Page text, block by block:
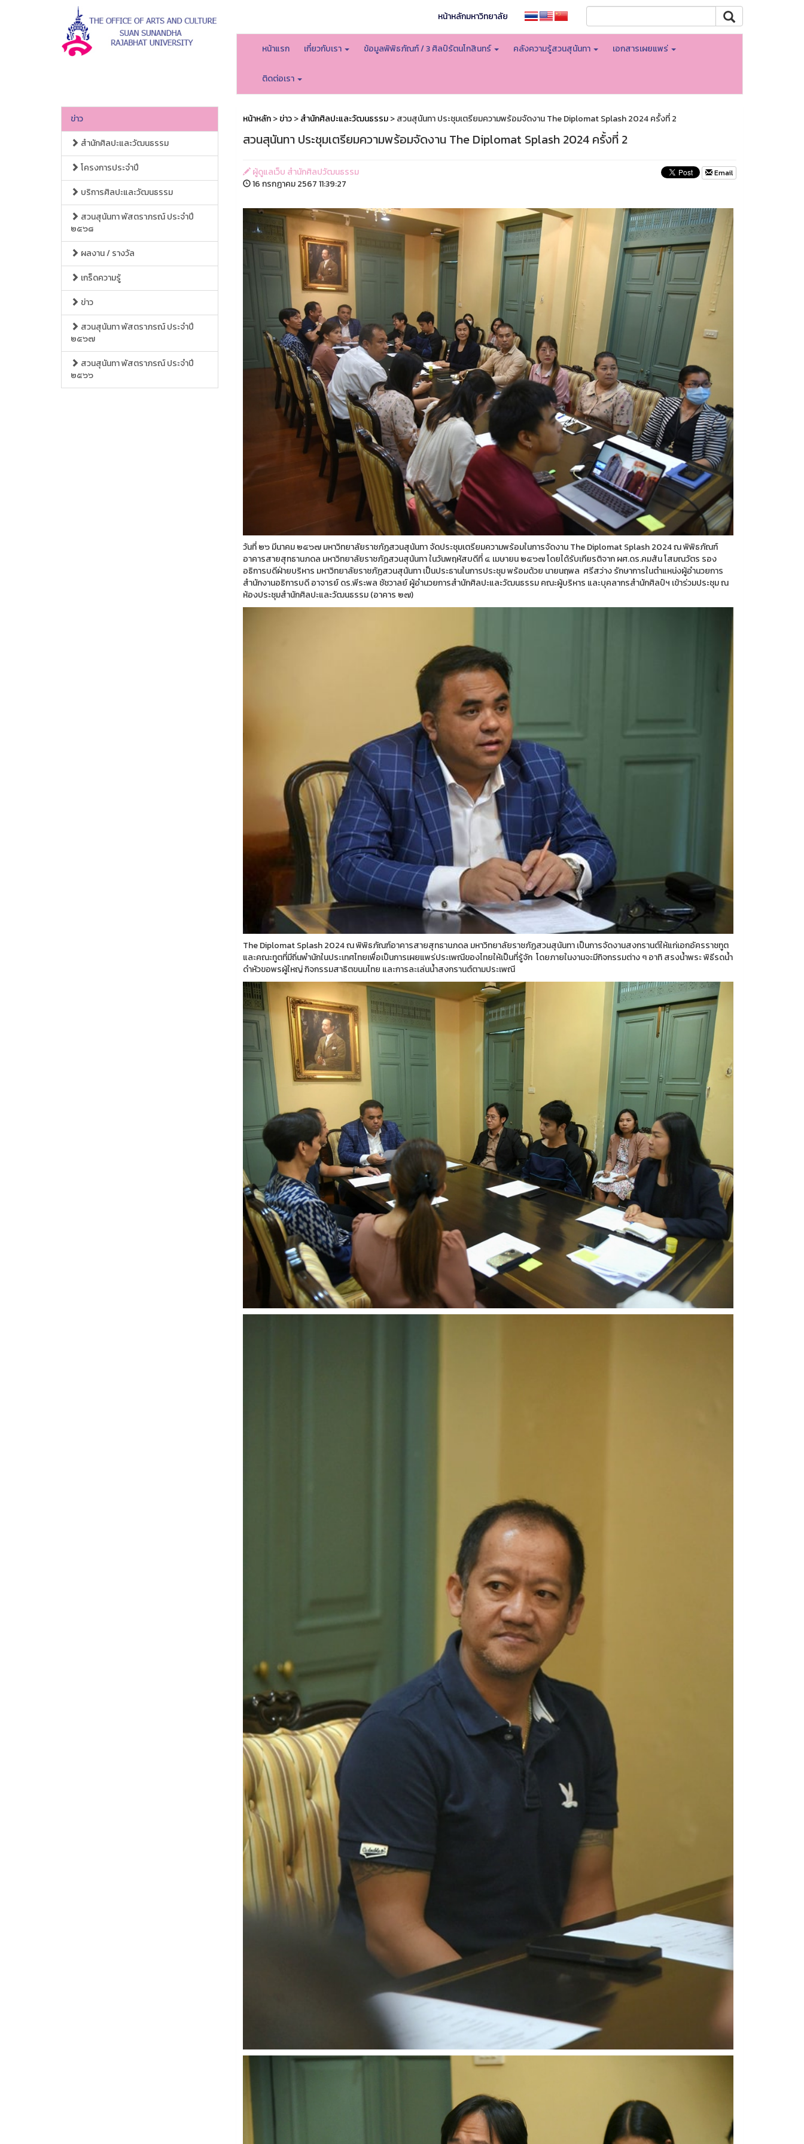
หน้าหลักมหาวิทยาลัย
หน้าแรก เกี่ยวกับเรา ข้อมูลพิพิธภัณฑ์ / 3 ศิลป์รัตนโกสินทร์ คลังความรู้สวนสุนันทา เอกสารเผยแพร่
ติดต่อเรา
ข่าว
สำนักศิลปะและวัฒนธรรม
โครงการประจำปี
บริการศิลปะและวัฒนธรรม
สวนสุนันทา พัสตราภรณ์ ประจำปี
๒๕๖๘
ผลงาน / รางวัล
เกร็ดความรู้
ข่าว
สวนสุนันทา พัสตราภรณ์ ประจำปี
๒๕๖๗
สวนสุนันทา พัสตราภรณ์ ประจำปี
๒๕๖๖
หน้าหลัก>ข่าว>สำนักศิลปะและวัฒนธรรม> สวนสุนันทา ประชุมเตรียมความพร้อมจัดงาน The Diplomat Splash 2024 ครั้งที่ 2
สวนสุนันทา ประชุมเตรียมความพร้อมจัดงาน The Diplomat Splash 2024 ครั้งที่ 2
ผู้ดูแลเว็บ สำนักศิลปวัฒนธรรม
16 กรกฏาคม 2567 11:39:27
Email
วันที่ ๒๖ มีนาคม ๒๕๖๗ มหาวิทยาลัยราชภัฏสวนสุนันทา จัดประชุมเตรียมความพร้อมในการจัดงาน The Diplomat Splash 2024 ณ พิพิธภัณฑ์
อาคารสายสุทธานภดล มหาวิทยาลัยราชภัฏสวนสุนันทา ในวันพฤหัสบดีที่ ๔ เมษายน ๒๕๖๗ โดยได้รับเกียรติจาก ผศ.ดร.คมสัน โสมณวัตร รอง
อธิการบดีฝ่ายบริหาร มหาวิทยาลัยราชภัฏสวนสุนันทา เป็นประธานในการประชุม พร้อมด้วย นายนฤพล ศรีสว่าง รักษาการในตำแหน่งผู้อำนวยการ
สำนักงานอธิการบดี อาจารย์ ดร.พีระพล ชัชวาลย์ ผู้อำนวยการสำนักศิลปะและวัฒนธรรม คณะผู้บริหาร และบุคลากรสำนักศิลป์ฯ เข้าร่วมประชุม ณ
ห้องประชุมสำนักศิลปะและวัฒนธรรม (อาคาร ๒๗)
The Diplomat Splash 2024 ณ พิพิธภัณฑ์อาคารสายสุทธานภดล มหาวิทยาลัยราชภัฏสวนสุนันทา เป็นการจัดงานสงกรานต์ให้แก่เอกอัครราชทูต
และคณะทูตที่มีถิ่นพำนักในประเทศไทยเพื่อเป็นการเผยแพร่ประเพณีของไทยให้เป็นที่รู้จัก โดยภายในงานจะมีกิจกรรมต่าง ๆ อาทิ สรงน้ำพระ พิธีรดน้ำ
ดำหัวขอพรผู้ใหญ่ กิจกรรมสาธิตขนมไทย และการละเล่นน้ำสงกรานต์ตามประเพณี